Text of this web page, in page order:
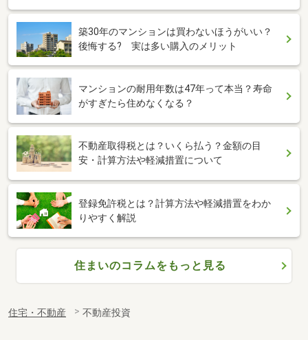
築30年のマンションは買わないほうがいい？
後悔する? 実は多い購入のメリット
マンションの耐用年数は47年って本当？寿命
がすぎたら住めなくなる？
不動産取得税とは？いくら払う？金額の目
安・計算方法や軽減措置について
登録免許税とは？計算方法や軽減措置をわか
りやすく解説
住まいのコラムをもっと見る
住宅・不動産 不動産投資